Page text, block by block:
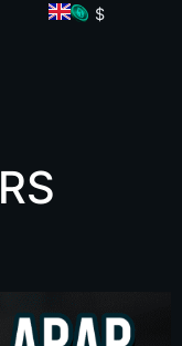
$